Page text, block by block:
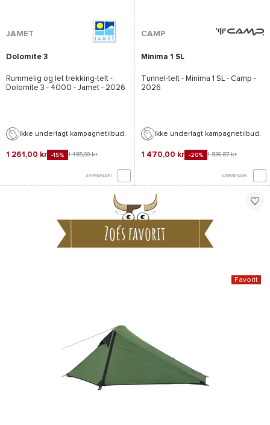
JAMET
Dolomite 3
Rummelig og let trekking-telt -
Dolomite 3 - 4000 - Jamet - 2026
Ikke underlagt kampagnetilbud.
1 261,00 kr -15% 1 485,00 kr
SAMMENLIGN
CAMP
Minima 1 SL
Tunnel-telt - Minima 1 SL - Camp -
2026
Ikke underlagt kampagnetilbud.
1 470,00 kr -20% 1 836,87 kr
SAMMENLIGN
Zoés favorit
Favorit